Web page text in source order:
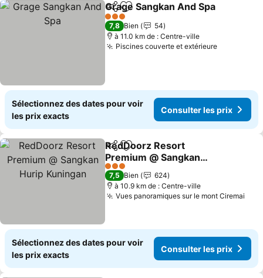
PartagerAjouter à mes favoris
Grage Sangkan And Spa
3 Étoiles
7,8 Bien
54
à 11.0 km de : Centre-ville
Piscines couverte et extérieureConsulter
Sélectionnez des dates pour voir
les prix exacts
Consulter les prix
PartagerAjouter à mes favoris
RedDoorz Resort
Premium @ Sangkan
Hurip Kuningan
Consulter les prix
3 Étoiles
7,5 Bien
624
à 10.9 km de : Centre-ville
Vues panoramiques sur le mont Ciremai
Sélectionnez des dates pour voir
les prix exacts
Consulter les prix